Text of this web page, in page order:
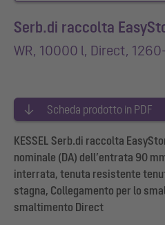
Serb.di raccolta
WR, 10000 l, Direct,
Scheda prodotto in PDF
KESSEL Serb.di raccolta
nominale (DA) dell’entrata 90
interrata, tenuta resistente
stagna, Collegamento per lo
smaltimento Direct